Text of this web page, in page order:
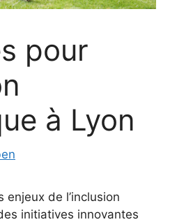
pour
à Lyon
enjeux de l’inclusion
initiatives innovantes